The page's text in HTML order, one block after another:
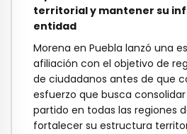
territorial y mantener su
entidad
Morena en Puebla lanzó una
afiliación con el objetivo de
de ciudadanos antes de que
esfuerzo que busca
partido en todas las regiones
fortalecer su estructura